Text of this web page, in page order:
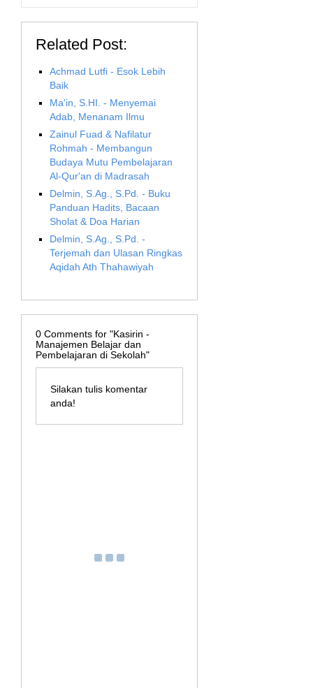
Related Post:
Achmad Lutfi - Esok Lebih
Baik
Ma'in, S.HI. - Menyemai
Adab, Menanam Ilmu
Zainul Fuad & Nafilatur
Rohmah - Membangun
Budaya Mutu Pembelajaran
Al-Qur'an di Madrasah
Delmin, S.Ag., S.Pd. - Buku
Panduan Hadits, Bacaan
Sholat & Doa Harian
Delmin, S.Ag., S.Pd. -
Terjemah dan Ulasan Ringkas
Aqidah Ath Thahawiyah
0 Comments for "Kasirin -
Manajemen Belajar dan
Pembelajaran di Sekolah"
Silakan tulis komentar
anda!